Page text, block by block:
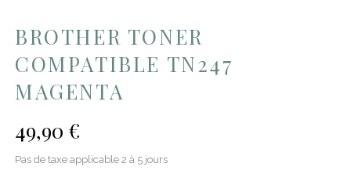
BROTHER TONER
COMPATIBLE TN247
MAGENTA
49,90 €
Pas de taxe applicable 2 à 5 jours